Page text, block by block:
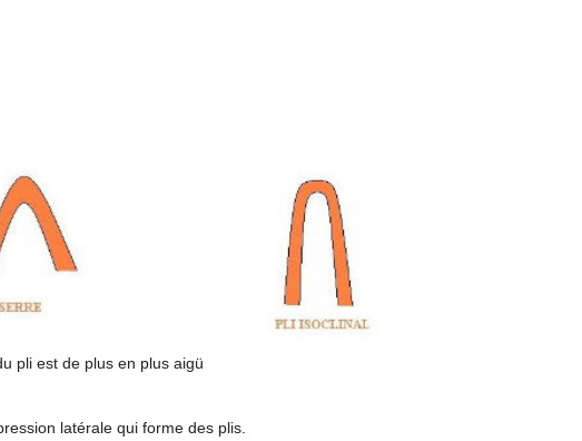
pli est de plus en plus aigü
latérale qui forme des plis.